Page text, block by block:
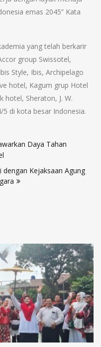
emas 2045” Kata
yang telah berkarir
group Swissotel,
Style, Ibis, Archipelago
hotel, Kagum grup Hotel
hotel, Sheraton, J. W.
di kota besar Indonesia.
Daya Tahan
dengan Kejaksaan Agung